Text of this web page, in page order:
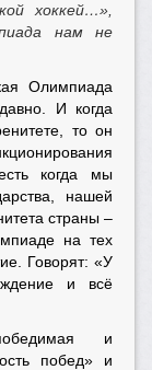
хоккей…»,
нам не
Олимпиада
И когда
то он
когда мы
нашей
страны –
на тех
Говорят: «У
и всё
и
побед» и